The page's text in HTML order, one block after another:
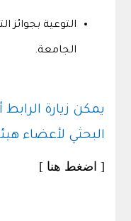
التوعية بجوائز
الجامعة.
يمكن زيارة الرابط
البحثي لأعضاء
[ اضغط هنا ]